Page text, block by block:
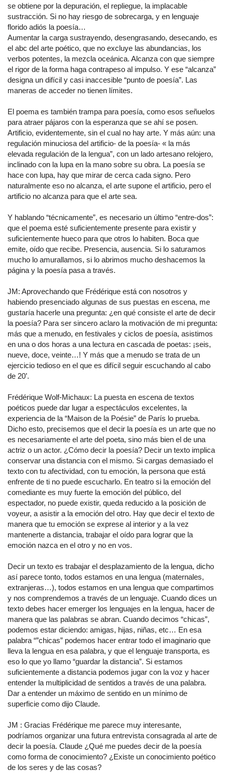
se obtiene por la depuración, el repliegue, la implacable
sustracción. Si no hay riesgo de sobrecarga, y en lenguaje
florido adiós la poesía…
Aumentar la carga sustrayendo, desengrasando, desecando, es
el abc del arte poético, que no excluye las abundancias, los
verbos potentes, la mezcla oceánica. Alcanza con que siempre
el rigor de la forma haga contrapeso al impulso. Y ese “alcanza”
designa un difícil y casi inaccesible “punto de poesía”. Las
maneras de acceder no tienen límites.
El poema es también trampa para poesía, como esos señuelos
para atraer pájaros con la esperanza que se ahí se posen.
Artificio, evidentemente, sin el cual no hay arte. Y más aún: una
regulación minuciosa del artificio- de la poesía- « la más
elevada regulación de la lengua”, con un lado artesano relojero,
inclinado con la lupa en la mano sobre su obra. La poesía se
hace con lupa, hay que mirar de cerca cada signo. Pero
naturalmente eso no alcanza, el arte supone el artificio, pero el
artificio no alcanza para que el arte sea.
Y hablando “técnicamente”, es necesario un último “entre-dos”:
que el poema esté suficientemente presente para existir y
suficientemente hueco para que otros lo habiten. Boca que
emite, oído que recibe. Presencia, ausencia. Si lo saturamos
mucho lo amurallamos, si lo abrimos mucho deshacemos la
página y la poesía pasa a través.
JM: Aprovechando que Frédérique está con nosotros y
habiendo presenciado algunas de sus puestas en escena, me
gustaría hacerle una pregunta: ¿en qué consiste el arte de decir
la poesía? Para ser sincero aclaro la motivación de mi pregunta:
más que a menudo, en festivales y ciclos de poesía, asistimos
en una o dos horas a una lectura en cascada de poetas: ¡seis,
nueve, doce, veinte…! Y más que a menudo se trata de un
ejercicio tedioso en el que es difícil seguir escuchando al cabo
de 20’.
Frédérique Wolf-Michaux: La puesta en escena de textos
poéticos puede dar lugar a espectáculos excelentes, la
experiencia de la “Maison de la Poésie” de París lo prueba.
Dicho esto, precisemos que el decir la poesía es un arte que no
es necesariamente el arte del poeta, sino más bien el de una
actriz o un actor. ¿Cómo decir la poesía? Decir un texto implica
conservar una distancia con el mismo. Si cargas demasiado el
texto con tu afectividad, con tu emoción, la persona que está
enfrente de ti no puede escucharlo. En teatro si la emoción del
comediante es muy fuerte la emoción del público, del
espectador, no puede existir, queda reducido a la posición de
voyeur, a asistir a la emoción del otro. Hay que decir el texto de
manera que tu emoción se exprese al interior y a la vez
mantenerte a distancia, trabajar el oído para lograr que la
emoción nazca en el otro y no en vos.
Decir un texto es trabajar el desplazamiento de la lengua, dicho
así parece tonto, todos estamos en una lengua (maternales,
extranjeras…), todos estamos en una lengua que compartimos
y nos comprendemos a través de un lenguaje. Cuando dices un
texto debes hacer emerger los lenguajes en la lengua, hacer de
manera que las palabras se abran. Cuando decimos “chicas”,
podemos estar diciendo: amigas, hijas, niñas, etc… En esa
palabra “”chicas” podemos hacer entrar todo el imaginario que
lleva la lengua en esa palabra, y que el lenguaje transporta, es
eso lo que yo llamo “guardar la distancia”. Si estamos
suficientemente a distancia podemos jugar con la voz y hacer
entender la multiplicidad de sentidos a través de una palabra.
Dar a entender un máximo de sentido en un mínimo de
superficie como dijo Claude.
JM : Gracias Frédérique me parece muy interesante,
podríamos organizar una futura entrevista consagrada al arte de
decir la poesía. Claude ¿Qué me puedes decir de la poesía
como forma de conocimiento? ¿Existe un conocimiento poético
de los seres y de las cosas?